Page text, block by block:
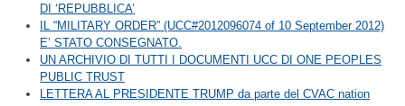
DI ‘REPUBBLICA’
IL “MILITARY ORDER” (UCC#2012096074 of 10 September 2012)
E’ STATO CONSEGNATO.
UN ARCHIVIO DI TUTTI I DOCUMENTI UCC DI ONE PEOPLES
PUBLIC TRUST
LETTERA AL PRESIDENTE TRUMP da parte del CVAC nation